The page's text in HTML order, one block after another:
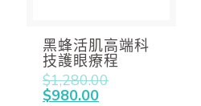
黑蜂活肌高端科
技護眼療程
$1,280.00
$980.00